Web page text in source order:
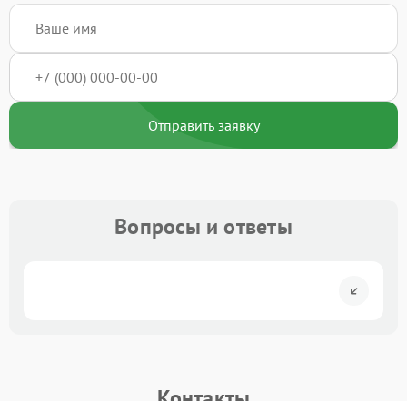
Отправить заявку
Вопросы и ответы